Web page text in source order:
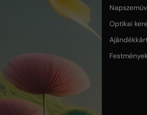
Optikai